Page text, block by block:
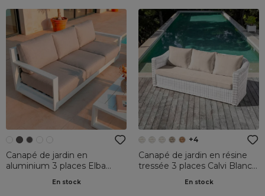
Canapé de jardin en
aluminium 3 places Elba
En stock
+4
Canapé de jardin en résine
tressée 3 places Calvi Blanc
En stock